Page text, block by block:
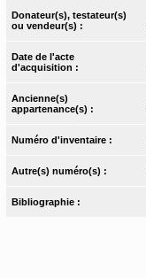
Donateur(s), testateur(s)
ou vendeur(s) :
Date de l'acte
d'acquisition :
Ancienne(s)
appartenance(s) :
Numéro d'inventaire :
Autre(s) numéro(s) :
Bibliographie :